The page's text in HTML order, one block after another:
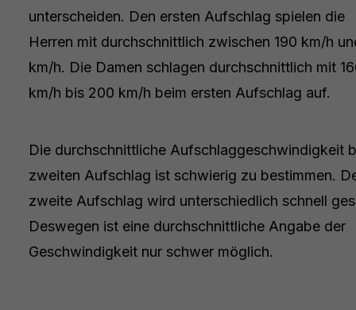
unterscheiden. Den ersten Aufschlag spielen die
Herren mit durchschnittlich zwischen 190 km/h
km/h. Die Damen schlagen durchschnittlich mit
km/h bis 200 km/h beim ersten Aufschlag auf.
Die durchschnittliche Aufschlaggeschwindigkeit
zweiten Aufschlag ist schwierig zu bestimmen.
zweite Aufschlag wird unterschiedlich schnell
Deswegen ist eine durchschnittliche Angabe der
Geschwindigkeit nur schwer möglich.